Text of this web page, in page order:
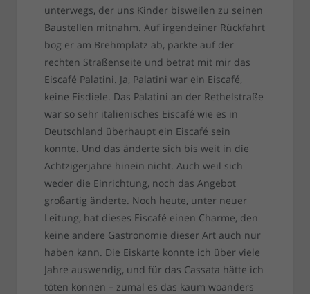
unterwegs, der uns Kinder bisweilen zu seinen
Baustellen mitnahm. Auf irgendeiner Rückfahrt
bog er am Brehmplatz ab, parkte auf der
rechten Straßenseite und betrat mit mir das
Eiscafé Palatini. Ja, Palatini war ein Eiscafé,
keine Eisdiele. Das Palatini an der Rethelstraße
war so sehr italienisches Eiscafé wie es in
Deutschland überhaupt ein Eiscafé sein
konnte. Und das änderte sich bis weit in die
Achtzigerjahre hinein nicht. Auch weil sich
weder die Einrichtung, noch das Angebot
großartig änderte. Noch heute, unter neuer
Leitung, hat dieses Eiscafé einen Charme, den
keine andere Gastronomie dieser Art auch nur
haben kann. Die Eiskarte konnte ich über viele
Jahre auswendig, und für das Cassata hätte ich
töten können – zumal es das kaum woanders